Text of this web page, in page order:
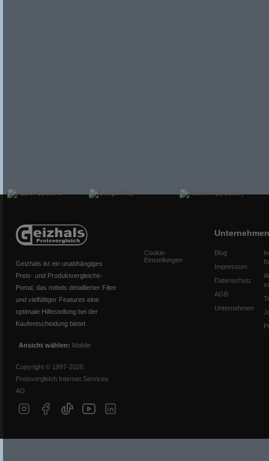
Geizhals ist ein unabhängiges
Preis- und Produktvergleichs-
Portal, das mittels detaillierter Filter
und vielfältiger Features eine
optimale Hilfestellung bei der
Kaufentscheidung bietet.
Ansicht wählen: Mobile
Copyright © 1997-2026
Preisvergleich Internet Services
AG
Cookie-
Einstellungen
Unternehmen
Blog
Impressum
Datenschutz
AGB
Unternehmen